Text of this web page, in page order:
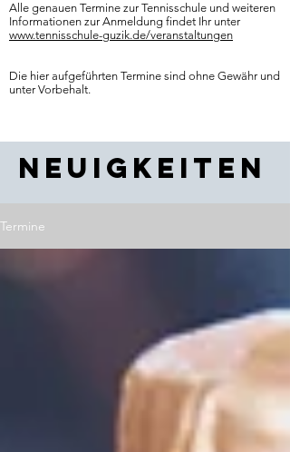
Alle genauen Termine zur Tennisschule und weiteren
Informationen zur Anmeldung findet Ihr unter
www.tennisschule-guzik.de/veranstaltungen
Die hier aufgeführten Termine sind ohne Gewähr und
unter Vorbehalt.
Neuigkeiten
Termine